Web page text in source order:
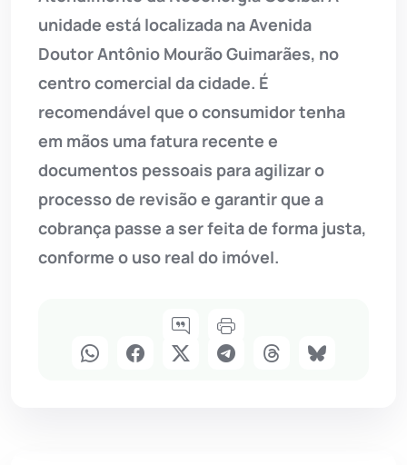
unidade está localizada na Avenida
Doutor Antônio Mourão Guimarães, no
centro comercial da cidade. É
recomendável que o consumidor tenha
em mãos uma fatura recente e
documentos pessoais para agilizar o
processo de revisão e garantir que a
cobrança passe a ser feita de forma justa,
conforme o uso real do imóvel.